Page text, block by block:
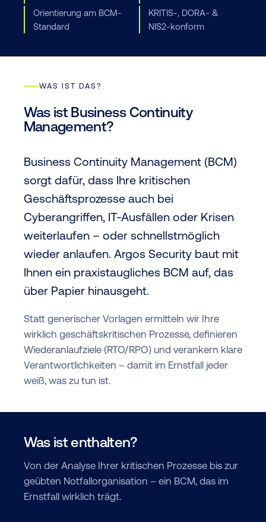
Orientierung am BCM-
Standard
KRITIS-, DORA- &
NIS2-konform
WAS IST DAS?
Was ist Business Continuity
Management?
Business Continuity Management (BCM)
sorgt dafür, dass Ihre kritischen
Geschäftsprozesse auch bei
Cyberangriffen, IT-Ausfällen oder Krisen
weiterlaufen – oder schnellstmöglich
wieder anlaufen. Argos Security baut mit
Ihnen ein praxistaugliches BCM auf, das
über Papier hinausgeht.
Statt generischer Vorlagen ermitteln wir Ihre
wirklich geschäftskritischen Prozesse, definieren
Wiederanlaufziele (RTO/RPO) und verankern klare
Verantwortlichkeiten – damit im Ernstfall jeder
weiß, was zu tun ist.
Was ist enthalten?
Von der Analyse Ihrer kritischen Prozesse bis zur
geübten Notfallorganisation – ein BCM, das im
Ernstfall wirklich trägt.